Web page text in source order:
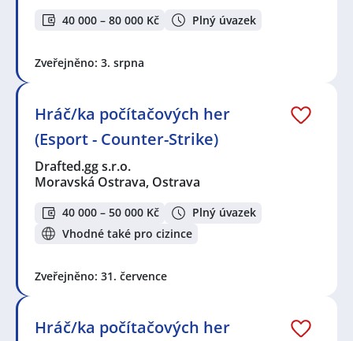
40 000 – 80 000 Kč Plný úvazek
Zveřejněno: 3. srpna
Hráč/ka počítačových her
(Esport - Counter-Strike)
Drafted.gg s.r.o.
Moravská Ostrava, Ostrava
40 000 – 50 000 Kč
Plný úvazek
Vhodné také pro cizince
Zveřejněno: 31. července
Hráč/ka počítačových her